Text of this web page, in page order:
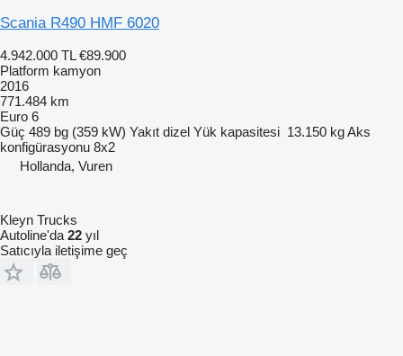
Scania R490 HMF 6020
4.942.000 TL €89.900
Platform kamyon
2016
771.484 km
Euro 6
Güç 489 bg (359 kW) Yakıt dizel Yük kapasitesi 13.150 kgAks
konfigürasyonu 8x2
Hollanda, Vuren
Kleyn Trucks
Autoline'da 22 yıl
Satıcıyla iletişime geç